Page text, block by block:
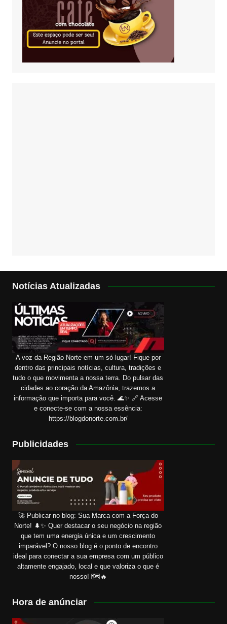
Notícias Atualizadas
A voz da Região Norte em um só lugar! Fique por
dentro das principais notícias, cultura, tradições e
tudo o que movimenta a nossa terra. Do pulsar das
cidades ao coração da Amazônia, trazemos a
informação que importa para você. 🌊✨ 🔗 Acesse
e conecte-se com a nossa essência:
https://blogdonorte.com.br/
Publicidades
🚀 Publicar no blog: Sua Marca com a Força do
Norte! 🌲✨ Quer destacar o seu negócio na região
que tem uma energia única e um crescimento
imparável? O nosso blog é o ponto de encontro
ideal para conectar a sua empresa com um público
altamente engajado, local e que valoriza o que é
nosso! 🗺️🔥
Hora de anúnciar